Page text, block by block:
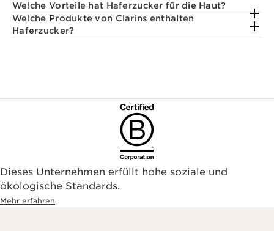
Welche Vorteile hat Haferzucker für die Haut?
Welche Produkte von Clarins enthalten
Haferzucker?
Dieses Unternehmen erfüllt hohe soziale und
ökologische Standards.
Mehr erfahren